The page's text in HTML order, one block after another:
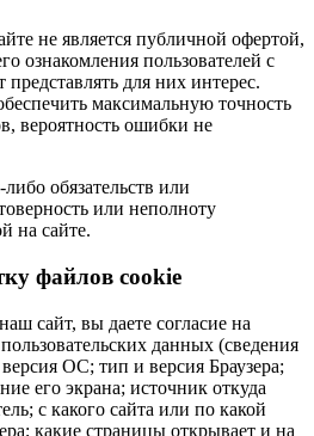
не является публичной офертой,
ознакомления пользователей с
для них интерес.
максимальную точность
вероятность ошибки не
обязательств или
или неполноту
на сайте.
файлов cookie
сайт, вы даете согласие на
данных (сведения
ОС; тип и версия Браузера;
его экрана; источник откуда
с какого сайта или по какой
какие страницы открывает и на